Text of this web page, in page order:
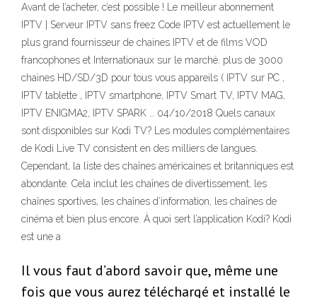
Avant de l’acheter, c’est possible ! Le meilleur abonnement
IPTV | Serveur IPTV sans freez Code IPTV est actuellement le
plus grand fournisseur de chaines IPTV et de films VOD
francophones et Internationaux sur le marché. plus de 3000
chaines HD/SD/3D pour tous vous appareils ( IPTV sur PC ,
IPTV tablette , IPTV smartphone, IPTV Smart TV, IPTV MAG,
IPTV ENIGMA2, IPTV SPARK … 04/10/2018 Quels canaux
sont disponibles sur Kodi TV? Les modules complémentaires
de Kodi Live TV consistent en des milliers de langues.
Cependant, la liste des chaînes américaines et britanniques est
abondante. Cela inclut les chaînes de divertissement, les
chaînes sportives, les chaînes d’information, les chaînes de
cinéma et bien plus encore. À quoi sert l’application Kodi? Kodi
est une a
Il vous faut d’abord savoir que, même une
fois que vous aurez téléchargé et installé le